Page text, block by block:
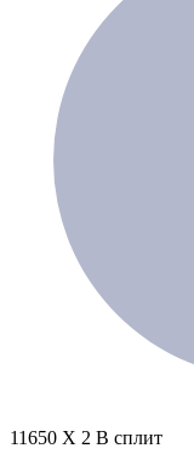
11650 X 2 В сплит